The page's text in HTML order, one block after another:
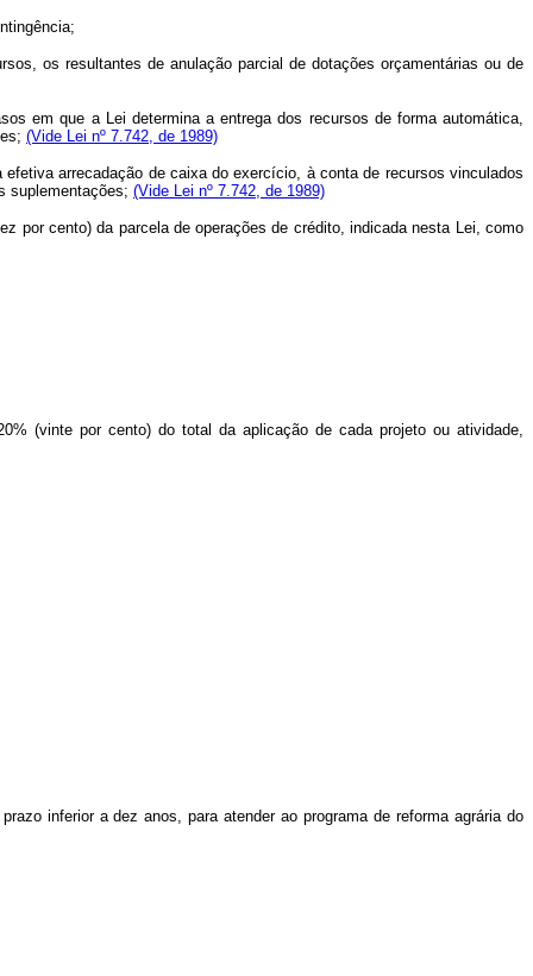
os resultantes de anulação parcial de dotações orçamentárias ou de
em que a Lei determina a entrega dos recursos de forma automática,
(Vide Lei nº 7.742, de 1989)
arrecadação de caixa do exercício, à conta de recursos vinculados
suplementações; (Vide Lei nº 7.742, de 1989)
por cento) da parcela de operações de crédito, indicada nesta Lei, como
(vinte por cento) do total da aplicação de cada projeto ou atividade,
inferior a dez anos, para atender ao programa de reforma agrária do